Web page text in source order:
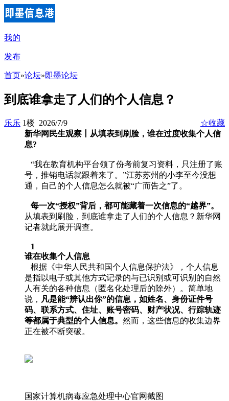
我的
发布
首页»论坛»即墨论坛
到底谁拿走了人们的个人信息？
乐乐 1楼 2026/7/9
☆收藏
新华网民生观察丨从填表到刷脸，谁在过度收集个人信
息?
“我在教育机构平台领了份考前复习资料，只注册了账
号，推销电话就跟着来了。”江苏苏州的小李至今没想
通，自己的个人信息怎么就被“广而告之”了。
每一次“授权”背后，都可能藏着一次信息的“越界”。
从填表到刷脸，到底谁拿走了人们的个人信息？新华网
记者就此展开调查。
1
谁在收集个人信息
根据《中华人民共和国个人信息保护法》，个人信息
是指以电子或其他方式记录的与已识别或可识别的自然
人有关的各种信息（匿名化处理后的除外）。简单地
说， 凡是能“辨认出你”的信息，如姓名、身份证件号
码、联系方式、住址、账号密码、财产状况、行踪轨迹
等都属于典型的个人信息。 然而，这些信息的收集边界
正在被不断突破。
国家计算机病毒应急处理中心官网截图